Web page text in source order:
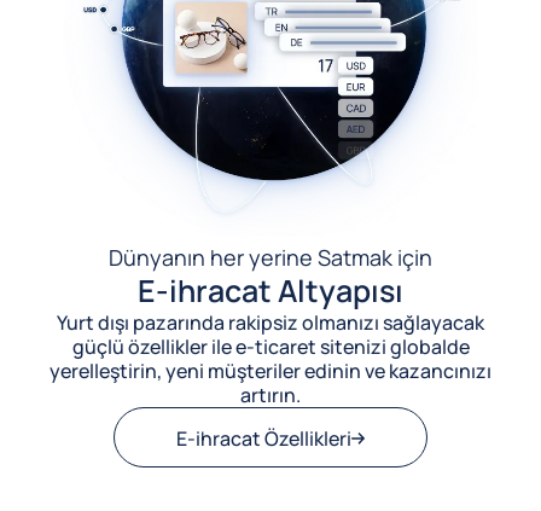
Dünyanın her yerine Satmak için
E-ihracat Altyapısı
Yurt dışı pazarında rakipsiz olmanızı sağlayacak
güçlü özellikler ile e-ticaret sitenizi globalde
yerelleştirin, yeni müşteriler edinin ve kazancınızı
artırın.
E-ihracat Özellikleri